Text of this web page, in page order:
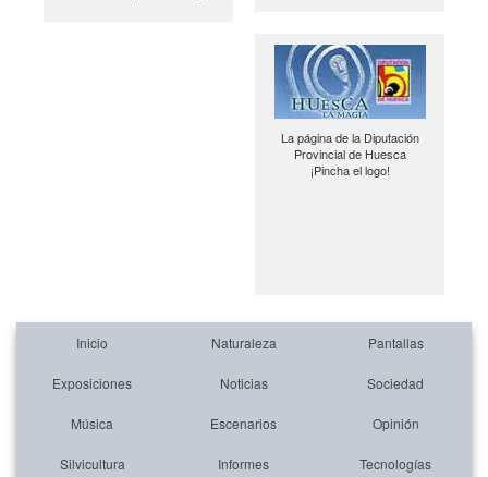
La página de la Diputación
Provincial de Huesca
¡Pincha el logo!
Inicio Naturaleza Pantallas
Exposiciones Noticias Sociedad
Música Escenarios Opinión
Silvicultura Informes Tecnologías